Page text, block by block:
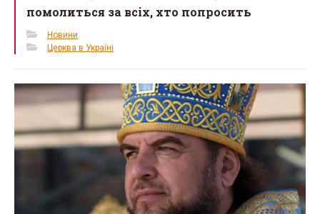
помолиться за всіх, хто попросить
Новини
Церква в Україні